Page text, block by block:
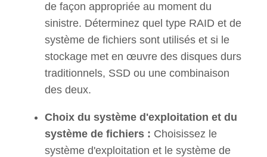
de façon appropriée au moment du
sinistre. Déterminez quel type RAID et de
système de fichiers sont utilisés et si le
stockage met en œuvre des disques durs
traditionnels, SSD ou une combinaison
des deux.
Choix du système d'exploitation et du
système de fichiers : Choisissez le
système d'exploitation et le système de